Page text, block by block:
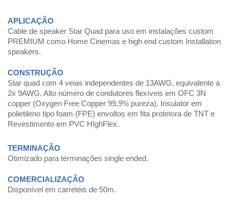
APLICAÇÃO
Cable de speaker Star Quad para uso em instalações custom
PREMIUM como Home Cinemas e high end custom Installation
speakers.
CONSTRUÇÃO
Star quad com 4 veias independentes de 13AWG, equivalente a
2x 9AWG. Alto número de condutores flexíveis em OFC 3N
copper (Oxygen Free Copper 99,9% pureza). Insulator em
polietileno tipo foam (FPE) envoltos em fita protetora de TNT e
Revestimento em PVC HIghFlex.
TERMINAÇÃO
Otimizado para terminações single ended.
COMERCIALIZAÇÃO
Disponível em carretéis de 50m.